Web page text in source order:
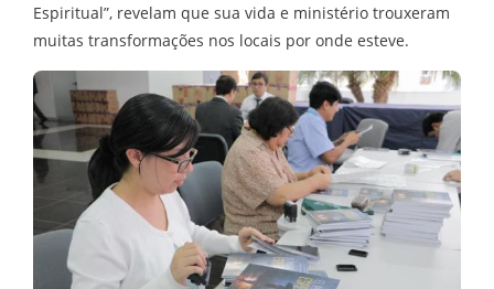
Espiritual”, revelam que sua vida e ministério trouxeram
muitas transformações nos locais por onde esteve.